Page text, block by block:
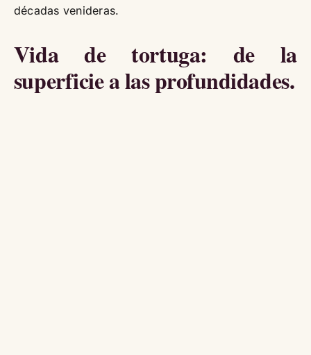
décadas venideras.
Vida de tortuga: de la
superficie a las profundidades.